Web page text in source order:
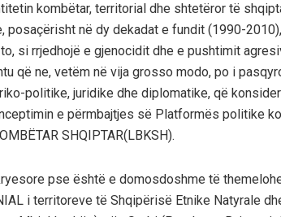
kombëtar, territorial dhe shtetëror të
posaçërisht në dy dekadat e fundit (1990-
si rrjedhojë e gjenocidit dhe e pushtimit
që ne, vetëm në vija grosso modo, po i
politike, juridike dhe diplomatike, që
e përmbajtjes së Platformës politike
SHQIPTAR(LBKSH).
pse është e domosdoshme të
i territoreve të Shqipërisë Etnike Natyrale